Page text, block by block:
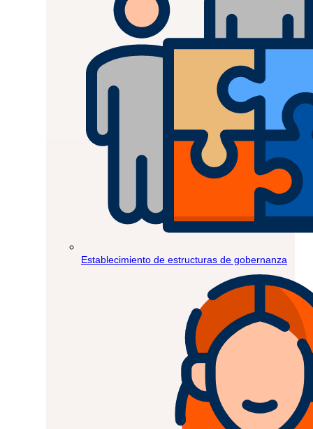
Establecimiento de estructuras de gobernanza